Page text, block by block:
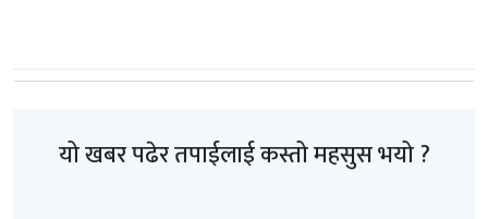
यो खबर पढेर तपाईलाई कस्तो महसुस भयो ?